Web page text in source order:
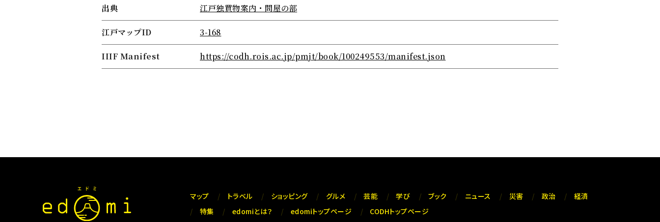
出典 江戸独買物案内・問屋の部
江戸マップID 3-168
IIIF Manifest https://codh.rois.ac.jp/pmjt/book/100249553/manifest.json
マップ トラベル ショッピング グルメ 芸能 学び ブック ニュース 災害 政治
経済
特集
edomiとは？ edomiトップページ CODHトップページ